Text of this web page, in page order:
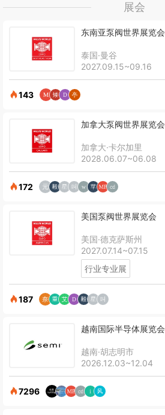
展会
东南亚泵阀世界展览会
泰国·曼谷
2027.09.15~09.16
143
加拿大泵阀世界展览会
加拿大·卡尔加里
2028.06.07~06.08
172
美国泵阀世界展览会
美国·德克萨斯州
2027.07.14~07.15
行业专业展
187
越南国际半导体展览会
越南·胡志明市
2026.12.03~12.04
7296